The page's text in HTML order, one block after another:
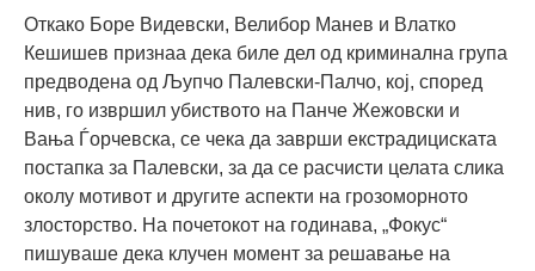
Откако Боре Видевски, Велибор Манев и Влатко
Кешишев признаа дека биле дел од криминална група
предводена од Љупчо Палевски-Палчо, кој, според
нив, го извршил убиството на Панче Жежовски и
Вања Ѓорчевска, се чека да заврши екстрадициската
постапка за Палевски, за да се расчисти целата слика
околу мотивот и другите аспекти на грозоморното
злосторство. На почетокот на годинава, „Фокус“
пишуваше дека клучен момент за решавање на